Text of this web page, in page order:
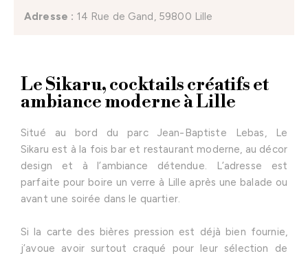
Adresse : 14 Rue de Gand, 59800 Lille
Le Sikaru, cocktails créatifs et
ambiance moderne à Lille
Situé au bord du parc Jean-Baptiste Lebas, Le
Sikaru est à la fois bar et restaurant moderne, au décor
design et à l’ambiance détendue. L’adresse est
parfaite pour boire un verre à Lille après une balade ou
avant une soirée dans le quartier.
Si la carte des bières pression est déjà bien fournie,
j’avoue avoir surtout craqué pour leur sélection de